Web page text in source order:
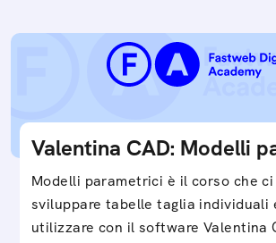
Valentina CAD: Modelli
Modelli parametrici è il corso che
sviluppare tabelle taglia individuali
utilizzare con il software Valentina